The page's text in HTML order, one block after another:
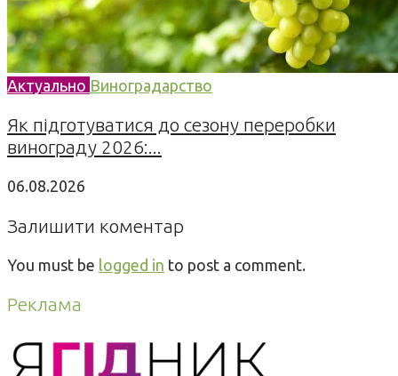
Актуально Виноградарство
Як підготуватися до сезону переробки
винограду 2026:...
06.08.2026
Залишити коментар
You must be logged in to post a comment.
Реклама